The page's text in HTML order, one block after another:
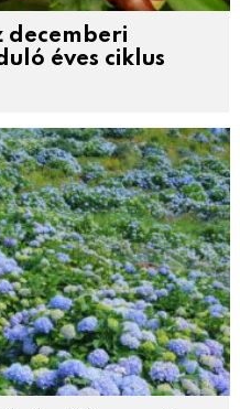
decemberi
éves ciklus